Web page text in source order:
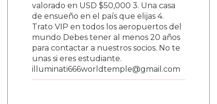
valorado en USD $50,000 3. Una casa
de ensueño en el país que elijas 4.
Trato VIP en todos los aeropuertos del
mundo Debes tener al menos 20 años
para contactar a nuestros socios. No te
unas si eres estudiante.
illuminati666worldtemple@gmail.com